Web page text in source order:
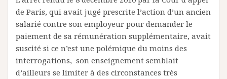
de Paris, qui avait jugé prescrite l’action d’un ancien
salarié contre son employeur pour demander le
paiement de sa rémunération supplémentaire, avait
suscité si ce n’est une polémique du moins des
interrogations, son enseignement semblait
d’ailleurs se limiter à des circonstances très